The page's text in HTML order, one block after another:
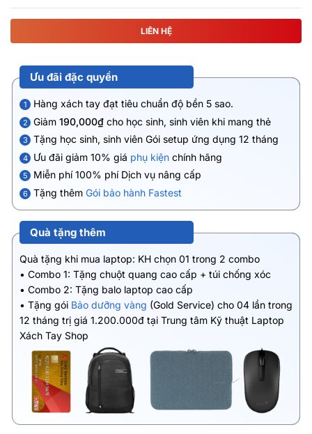
LIÊN HỆ
Ưu đãi đặc quyền
1 Hàng xách tay đạt tiêu chuẩn độ bền 5 sao.
2 Giảm 190,000₫ cho học sinh, sinh viên khi mang thẻ
3 Tặng học sinh, sinh viên Gói setup ứng dụng 12 tháng
4 Ưu đãi giảm 10% giá phụ kiện chính hãng
5 Miễn phí 100% phí Dịch vụ nâng cấp
6 Tặng thêm Gói bảo hành Fastest
Quà tặng thêm
Quà tặng khi mua laptop: KH chọn 01 trong 2 combo
• Combo 1: Tặng chuột quang cao cấp + túi chống xóc
• Combo 2: Tặng balo laptop cao cấp
• Tặng gói Bảo dưỡng vàng (Gold Service) cho 04 lần trong
12 tháng trị giá 1.200.000đ tại Trung tâm Kỹ thuật Laptop
Xách Tay Shop